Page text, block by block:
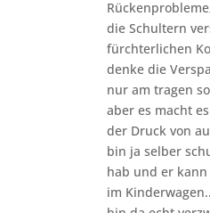
die Schultern
fürchterlichen
denke die
nur am tragen
aber es macht
der Druck von
bin ja selber
hab und er
im Kinderwagen..